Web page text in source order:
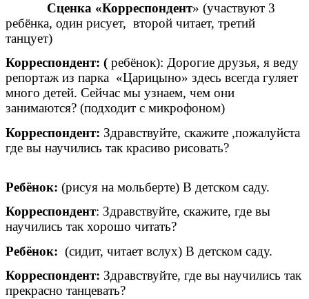
Сценка «Корреспондент» (участвуют 3
ребёнка, один рисует, второй читает, третий
танцует)
Корреспондент: ( ребёнок): Дорогие друзья, я веду
репортаж из парка «Царицыно» здесь всегда гуляет
много детей. Сейчас мы узнаем, чем они
занимаются? (подходит с микрофоном)
Корреспондент: Здравствуйте, скажите ,пожалуйста
где вы научились так красиво рисовать?
Ребёнок: (рисуя на мольберте) В детском саду.
Корреспондент: Здравствуйте, скажите, где вы
научились так хорошо читать?
Ребёнок: (сидит, читает вслух) В детском саду.
Корреспондент: Здравствуйте, где вы научились так
прекрасно танцевать?